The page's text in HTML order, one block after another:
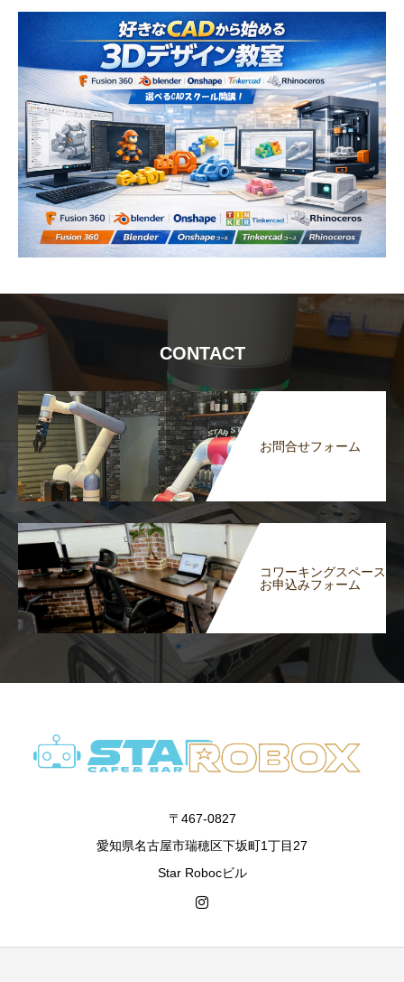
CONTACT
お問合せフォーム
コワーキングスペース
お申込みフォーム
〒467-0827
愛知県名古屋市瑞穂区下坂町1丁目27
Star Robocビル